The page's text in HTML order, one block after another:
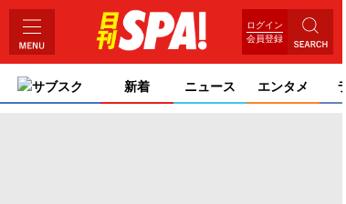
ログイン
会員登録
サブスク 新着 ニュース エンタメ